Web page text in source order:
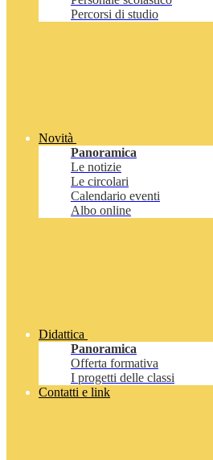
Percorsi di studio
Novità
Panoramica
Le notizie
Le circolari
Calendario eventi
Albo online
Didattica
Panoramica
Offerta formativa
I progetti delle classi
Contatti e link